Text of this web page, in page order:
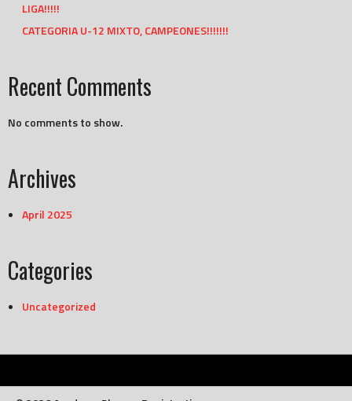
LIGA!!!!!
CATEGORIA U-12 MIXTO, CAMPEONES!!!!!!!
Recent Comments
No comments to show.
Archives
April 2025
Categories
Uncategorized